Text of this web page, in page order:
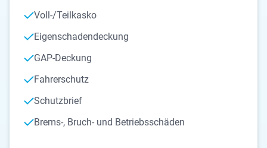
Voll-/Teilkasko
Eigenschadendeckung
GAP-Deckung
Fahrerschutz
Schutzbrief
Brems-, Bruch- und Betriebsschäden